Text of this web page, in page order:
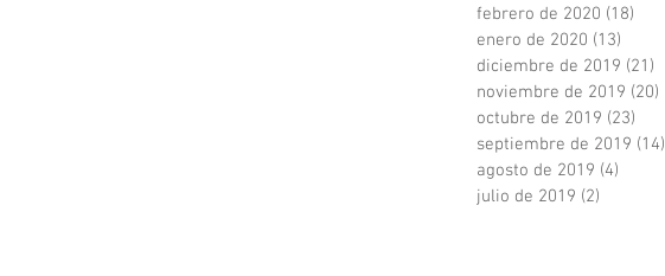
febrero de 2020 (18)
enero de 2020 (13)
diciembre de 2019 (21)
noviembre de 2019 (20)
octubre de 2019 (23)
septiembre de 2019 (14)
agosto de 2019 (4)
julio de 2019 (2)